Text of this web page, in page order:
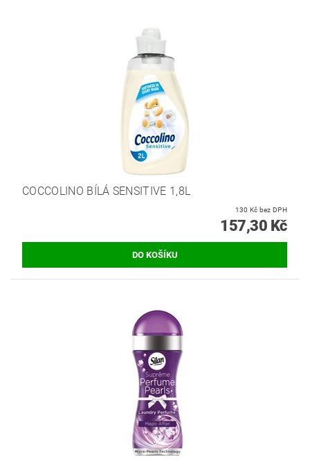
COCCOLINO BÍLÁ SENSITIVE 1,8L
130 Kč bez DPH
157,30 Kč